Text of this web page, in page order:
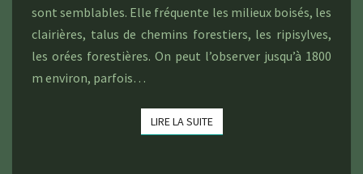
sont semblables. Elle fréquente les milieux boisés, les
clairières, talus de chemins forestiers, les ripisylves,
les orées forestières. On peut l’observer jusqu’à 1800
m environ, parfois…
LIRE LA SUITELIRE LA SUITE